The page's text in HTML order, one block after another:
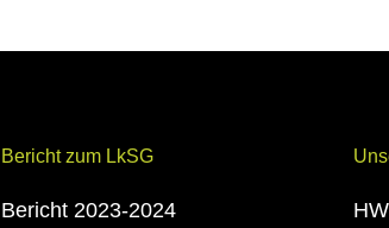
Bericht zum LkSG
Bericht 2023-2024